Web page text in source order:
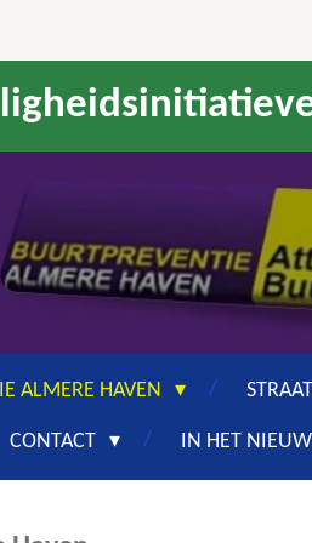
ALMERE HAVEN
CONTACT IN HET